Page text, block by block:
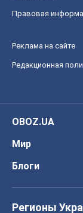
Правовая
Реклама на сайте
Редакционная
OBOZ.UA
Мир
Блоги
Регионы